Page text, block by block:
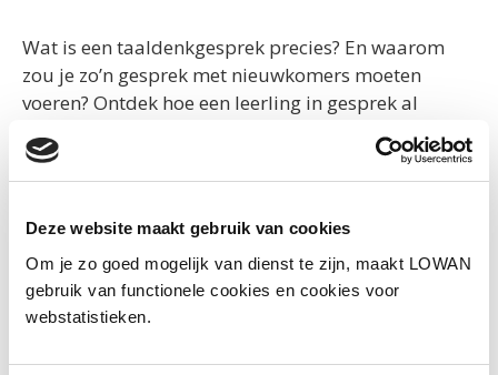
Deze website maakt gebruik van cookies
Om je zo goed mogelijk van dienst te zijn, maakt LOWAN
gebruik van functionele cookies en cookies voor
webstatistieken.
Wat is een taaldenkgesprek precies? En waarom
zou je zo’n gesprek met nieuwkomers moeten
voeren? Ontdek hoe een leerling in gesprek al
Wat is een taaldenkgesprek?
Hoe leren nieuwkomers in taaldenkgesprekken